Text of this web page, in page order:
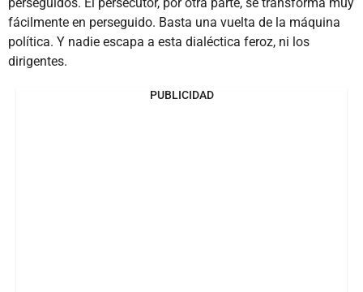
fácilmente en perseguido. Basta una vuelta de la máquina
política. Y nadie escapa a esta dialéctica feroz, ni los
dirigentes.
PUBLICIDAD